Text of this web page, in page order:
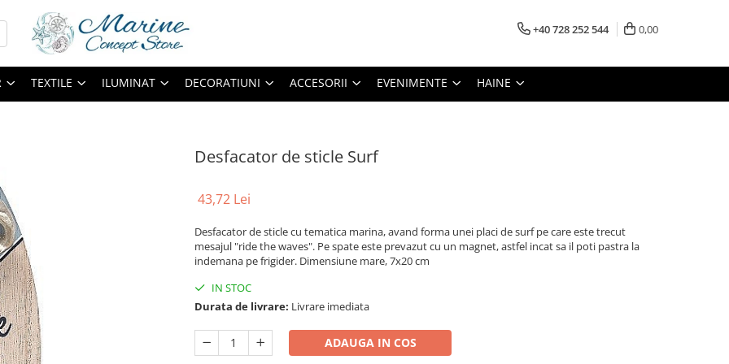
+40 728 252 544 0,00
TEXTILE ILUMINAT DECORATIUNI ACCESORII EVENIMENTE HAINE
Desfacator de sticle Surf
43,72 Lei
Desfacator de sticle cu tematica marina, avand forma unei placi de surf pe care este trecut
mesajul "ride the waves". Pe spate este prevazut cu un magnet, astfel incat sa il poti pastra la
indemana pe frigider. Dimensiune mare, 7x20 cm
IN STOC
Durata de livrare: Livrare imediata
ADAUGA IN COS